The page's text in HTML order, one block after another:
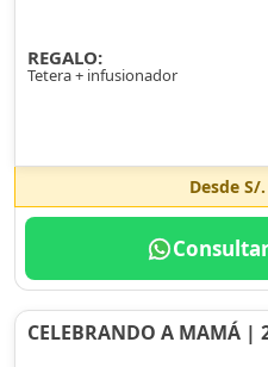
REGALO:
Tetera + infusionador
Desde S/
CELEBRANDO A MAMÁ |